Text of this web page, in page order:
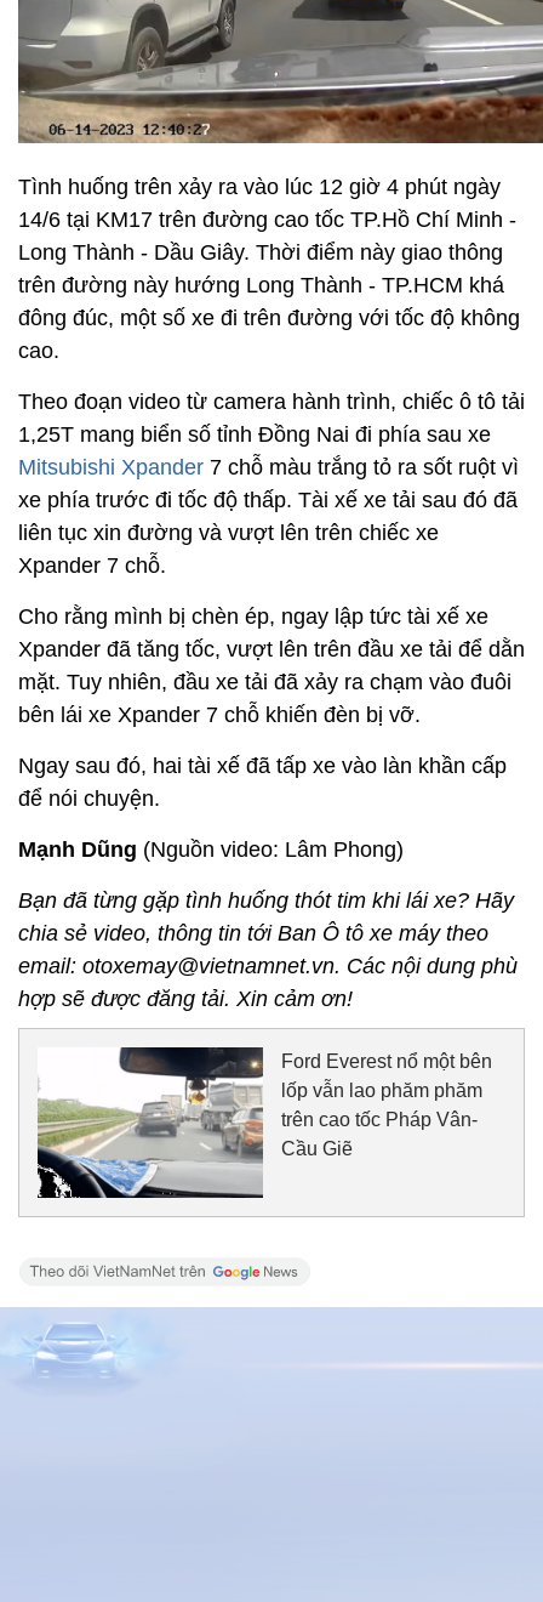
Tình huống trên xảy ra vào lúc 12 giờ 4 phút ngày
14/6 tại KM17 trên đường cao tốc TP.Hồ Chí Minh -
Long Thành - Dầu Giây. Thời điểm này giao thông
trên đường này hướng Long Thành - TP.HCM khá
đông đúc, một số xe đi trên đường với tốc độ không
cao.
Theo đoạn video từ camera hành trình, chiếc ô tô tải
1,25T mang biển số tỉnh Đồng Nai đi phía sau xe
Mitsubishi Xpander 7 chỗ màu trắng tỏ ra sốt ruột vì
xe phía trước đi tốc độ thấp. Tài xế xe tải sau đó đã
liên tục xin đường và vượt lên trên chiếc xe
Xpander 7 chỗ.
Cho rằng mình bị chèn ép, ngay lập tức tài xế xe
Xpander đã tăng tốc, vượt lên trên đầu xe tải để dằn
mặt. Tuy nhiên, đầu xe tải đã xảy ra chạm vào đuôi
bên lái xe Xpander 7 chỗ khiến đèn bị vỡ.
Ngay sau đó, hai tài xế đã tấp xe vào làn khần cấp
để nói chuyện.
Mạnh Dũng (Nguồn video: Lâm Phong)
Bạn đã từng gặp tình huống thót tim khi lái xe? Hãy
chia sẻ video, thông tin tới Ban Ô tô xe máy theo
email: otoxemay@vietnamnet.vn. Các nội dung phù
hợp sẽ được đăng tải. Xin cảm ơn!
Ford Everest nổ một bên
lốp vẫn lao phăm phăm
trên cao tốc Pháp Vân-
Cầu Giẽ